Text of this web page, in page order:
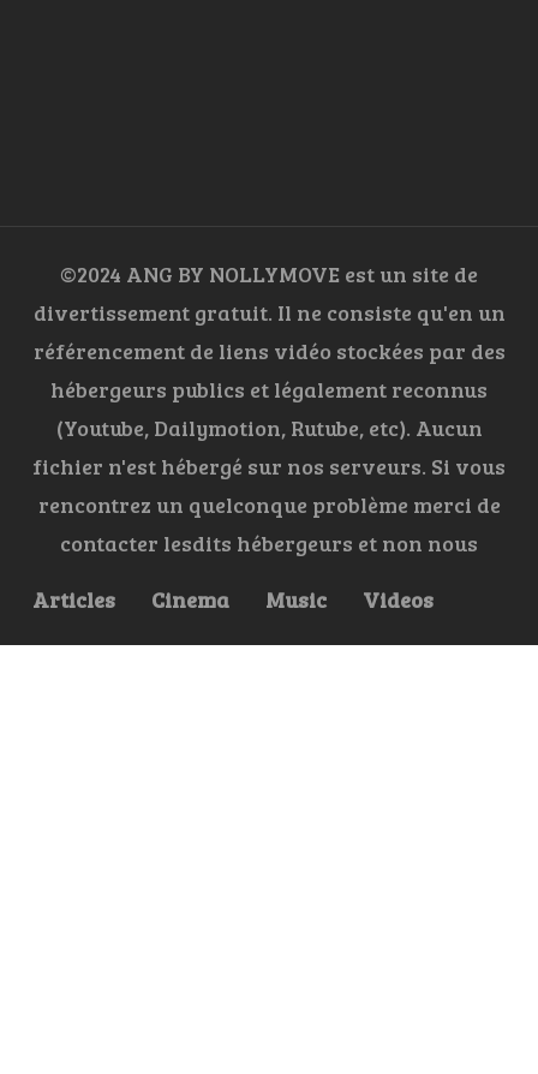
©2024 ANG BY NOLLYMOVE est un site de
divertissement gratuit. Il ne consiste qu'en un
référencement de liens vidéo stockées par des
hébergeurs publics et légalement reconnus
(Youtube, Dailymotion, Rutube, etc). Aucun
fichier n'est hébergé sur nos serveurs. Si vous
rencontrez un quelconque problème merci de
contacter lesdits hébergeurs et non nous
Articles
Cinema Music Videos